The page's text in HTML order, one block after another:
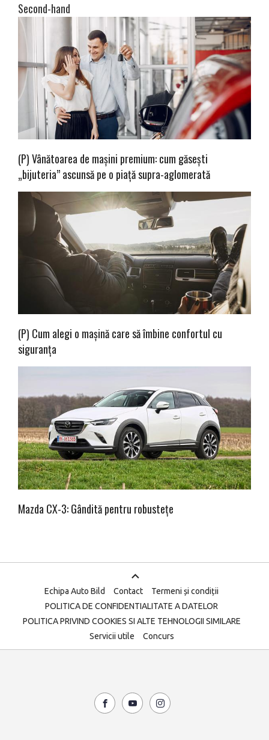
Second-hand
(P) Vânătoarea de mașini premium: cum găsești
„bijuteria” ascunsă pe o piață supra-aglomerată
(P) Cum alegi o mașină care să îmbine confortul cu
siguranța
Mazda CX-3: Gândită pentru robustețe
Echipa Auto Bild Contact
Termeni și condiții
POLITICA DE CONFIDENTIALITATE A DATELOR
POLITICA PRIVIND COOKIES SI ALTE TEHNOLOGII SIMILARE
Servicii utile
Concurs